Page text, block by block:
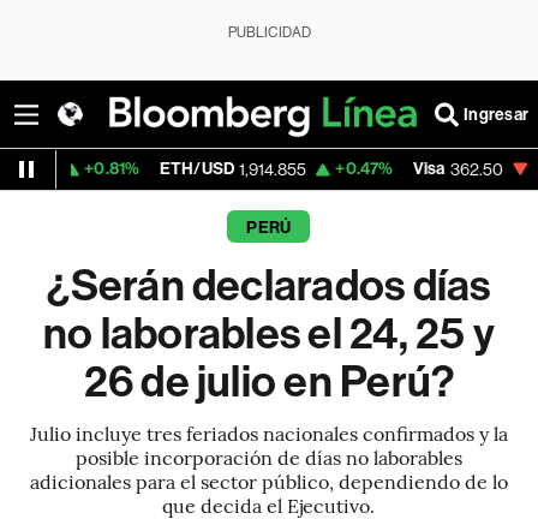
PUBLICIDAD
Ingresar
ETH/USD 1,914.855 +0.47% Visa 362.50 -2.15%
PERÚ
¿Serán declarados días
no laborables el 24, 25 y
26 de julio en Perú?
Julio incluye tres feriados nacionales confirmados y la
posible incorporación de días no laborables
adicionales para el sector público, dependiendo de lo
que decida el Ejecutivo.